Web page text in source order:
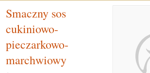
Smaczny sos
cukiniowo-
pieczarkowo-
marchwiowy